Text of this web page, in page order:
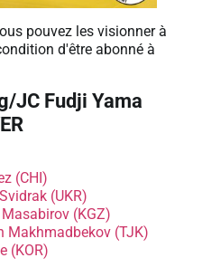
pouvez les visionner à
d'être abonné à
JC Fudji Yama
(CHI)
(UKR)
(KGZ)
Makhmadbekov (TJK)
(KOR)